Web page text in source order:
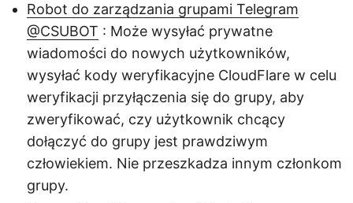
Robot do zarządzania grupami Telegram
@CSUBOT : Może wysyłać prywatne
wiadomości do nowych użytkowników,
wysyłać kody weryfikacyjne CloudFlare w celu
weryfikacji przyłączenia się do grupy, aby
zweryfikować, czy użytkownik chcący
dołączyć do grupy jest prawdziwym
człowiekiem. Nie przeszkadza innym członkom
grupy.